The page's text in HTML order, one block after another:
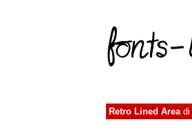
Retro Lined Areadi